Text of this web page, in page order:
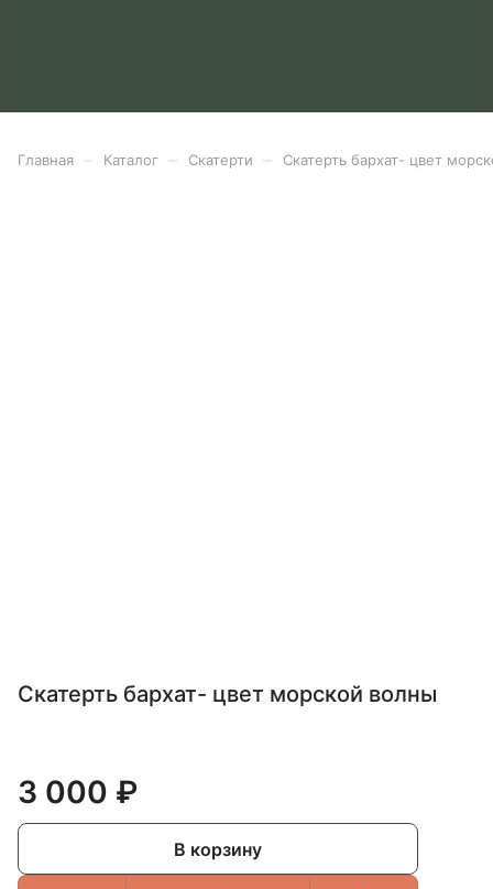
Главная Каталог Скатерти Скатерть бархат- цвет
Скатерть бархат- цвет морской волны
3 000 ₽
В корзину